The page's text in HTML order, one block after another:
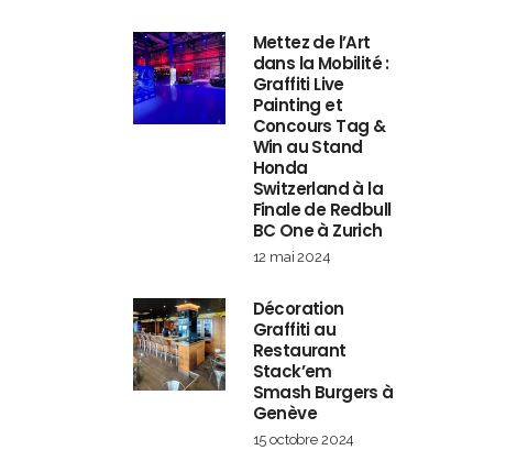
Mettez de l’Art
dans la Mobilité :
Graffiti Live
Painting et
Concours Tag &
Win au Stand
Honda
Switzerland à la
Finale de Redbull
BC One à Zurich
12 mai 2024
Décoration
Graffiti au
Restaurant
Stack’em
Smash Burgers à
Genève
15 octobre 2024